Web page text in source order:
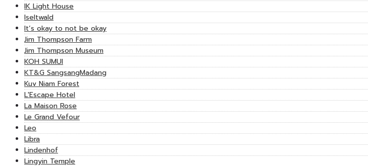
IK Light House
Iseltwald
It’s okay to not be okay
Jim Thompson Farm
Jim Thompson Museum
KOH SUMUI
KT&G SangsangMadang
Kuv Niam Forest
L'Escape Hotel
La Maison Rose
Le Grand Vefour
Leo
Libra
Lindenhof
Lingyin Temple